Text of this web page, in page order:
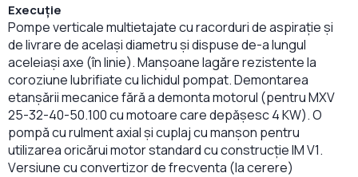
Execuție
Pompe verticale multietajate cu racorduri de aspirație și
de livrare de același diametru și dispuse de-a lungul
aceleiași axe (în linie). Manșoane lagăre rezistente la
coroziune lubrifiate cu lichidul pompat. Demontarea
etanșării mecanice fără a demonta motorul (pentru MXV
25-32-40-50.100 cu motoare care depășesc 4 KW). O
pompă cu rulment axial și cuplaj cu manșon pentru
utilizarea oricărui motor standard cu construcție IM V1.
Versiune cu convertizor de frecventa (la cerere)